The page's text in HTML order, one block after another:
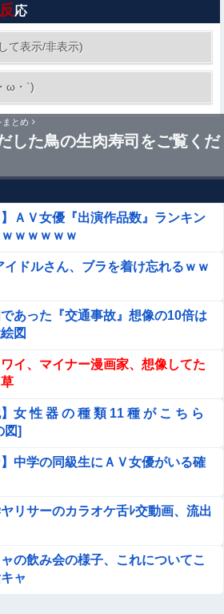
の国であり続けよう」←この投稿が
カ人なら絶対目が覚める目覚
凄すぎる…
字、「史上初のマイナスキャッシ
香）がグラビア復帰！結局、脱ぐ
」検事「嘘では？」女性「傷つい
乳首出しヌードになった女
ジロザメに食い殺された男子高
されちゃダメなやつだろ…
ドライバーという職業を知ってしま
ゃない海水浴場で女が全裸オ○ニー
るらしいｗｗｗ
の●●、谷間チラ！！
情をご覧くださいｗｗｗｗｗｗｗ
ようやく『奇乳』に気付くｗｗｗ
反応
て表示/非表示)
ω・`)
まとめ
した鳥の生肉寿司をご覧くだ
】ＡＶ女優『出演作品数』ランキン
ｗｗｗｗｗ
イドルさん、ブラを着け忘れるｗｗ
であった『交通事故』想像の10倍は
図
ワイ、マイナー漫画家、想像してた
】女 性 器 の 種 類 11 種 が こ ち ら
図]
】中学の同級生にＡＶ女優がいる確
ヤリサーのカラオケ舌ﾚ交動画、流出
ャの飲み会の様子、これについてこ
ャ